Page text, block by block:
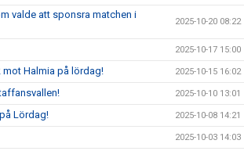
valde att sponsra matchen i
2025-10-20 08:22
2025-10-17 15:00
mot Halmia på lördag! 2025-10-15 16:02
2025-10-10 13:01
Lördag! 2025-10-08 14:21
2025-10-03 14:03